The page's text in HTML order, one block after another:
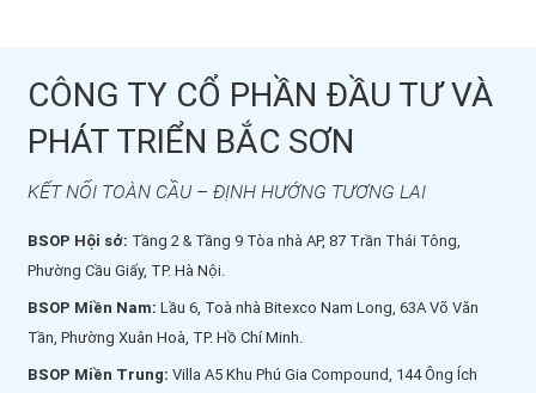
CÔNG TY CỔ PHẦN ĐẦU TƯ VÀ
PHÁT TRIỂN BẮC SƠN
KẾT NỐI TOÀN CẦU – ĐỊNH HƯỚNG TƯƠNG LAI
BSOP Hội sở: Tầng 2 & Tầng 9 Tòa nhà AP, 87 Trần Thái Tông,
Phường Cầu Giấy, TP. Hà Nội.
BSOP Miền Nam: Lầu 6, Toà nhà Bitexco Nam Long, 63A Võ Văn
Tần, Phường Xuân Hoà, TP. Hồ Chí Minh.
BSOP Miền Trung: Villa A5 Khu Phú Gia Compound, 144 Ông Ích